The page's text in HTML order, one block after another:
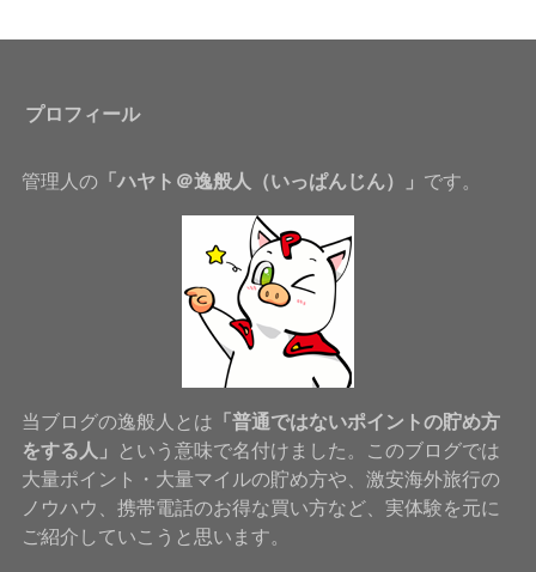
プロフィール
管理人の「ハヤト＠逸般人（いっぱんじん）」 です。
当ブログの逸般人とは 「普通ではないポイントの貯め方
をする人」
という意味で名付けました。このブログでは
大量ポイント・大量マイルの貯め方や、激安海外旅行の
ノウハウ、携帯電話のお得な買い方など、実体験を元に
ご紹介していこうと思います。